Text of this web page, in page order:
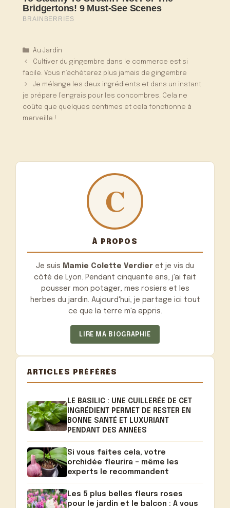
Catégories
Au Jardin
Cultiver du gingembre dans le commerce est si
facile. Vous n’achèterez plus jamais de gingembre
Je mélange les deux ingrédients et dans un instant
je prépare l’engrais pour les concombres. Cela ne
coûte que quelques centimes et cela fonctionne à
merveille !
À PROPOS
Je suis Mamie Colette Verdier et je vis du
côté de Lyon. Pendant cinquante ans, j'ai fait
pousser mon potager, mes rosiers et les
herbes du jardin. Aujourd'hui, je partage ici tout
ce que la terre m'a appris.
LIRE MA BIOGRAPHIE
ARTICLES PRÉFÉRÉS
LE BASILIC : UNE CUILLERÉE DE CET
INGRÉDIENT PERMET DE RESTER EN
BONNE SANTÉ ET LUXURIANT
PENDANT DES ANNÉES
Si vous faites cela, votre
orchidée fleurira – même les
experts le recommandent
Les 5 plus belles fleurs roses
pour le jardin et le balcon : A vous